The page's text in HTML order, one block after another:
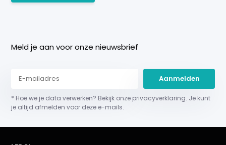
Meld je aan voor onze nieuwsbrief
Aanmelden
* Hoe we je data verwerken? Bekijk onze privacyverklaring. Je kunt
je altijd afmelden voor deze e-mails.